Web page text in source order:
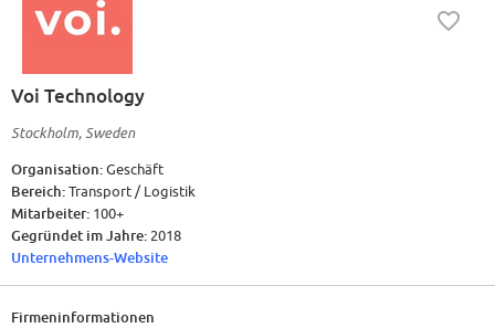
Voi Technology
Stockholm, Sweden
Organisation:Geschäft
Bereich:Transport / Logistik
Mitarbeiter: 100+
Gegründet im Jahre: 2018
Unternehmens-Website
Firmeninformationen